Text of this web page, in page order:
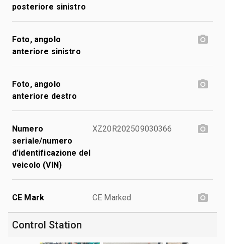
posteriore sinistro
Foto, angolo
anteriore sinistro
Foto, angolo
anteriore destro
Numero
seriale/numero
d’identificazione del
veicolo (VIN)
XZ20R202509030366
CE Mark CE Marked
Control Station